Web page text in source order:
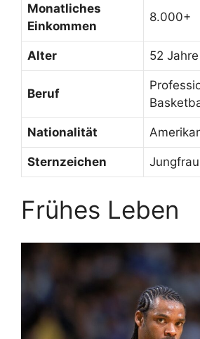
Monatliches
Einkommen
8.000+
Alter 52 Jahre
Beruf
Nationalität
Sternzeichen Jungfrau
Frühes Leben